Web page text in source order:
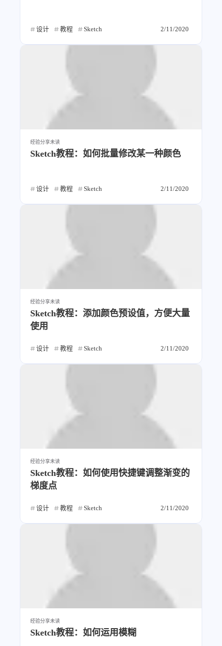
设计 教程 Sketch 2/11/2020
经验分享未读
Sketch教程：如何批量修改某一种颜色
设计 教程 Sketch 2/11/2020
经验分享未读
Sketch教程：添加颜色预设值，方便大量
使用
设计 教程 Sketch 2/11/2020
经验分享未读
Sketch教程：如何使用快捷键调整渐变的
梯度点
设计 教程 Sketch 2/11/2020
经验分享未读
Sketch教程：如何运用模糊